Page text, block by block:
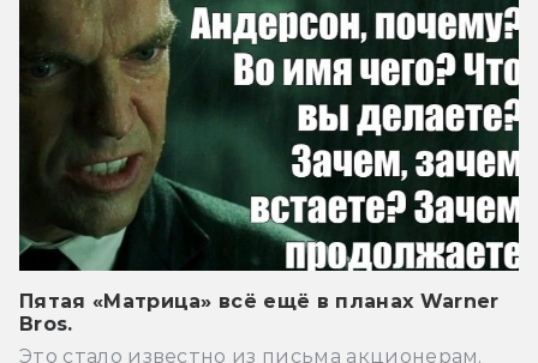
Пятая «Матрица» всё ещё в планах Warner
Bros.
Это стало известно из письма акционерам.